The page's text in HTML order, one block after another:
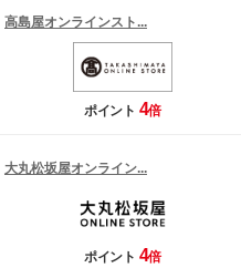
高島屋オンラインスト...
ポイント 4倍
大丸松坂屋オンライン...
ポイント 4倍